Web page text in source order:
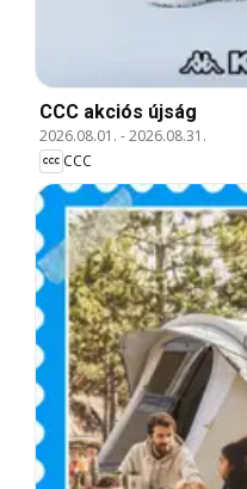
CCC akciós újság
2026.08.01. -2026.08.31.
CCC